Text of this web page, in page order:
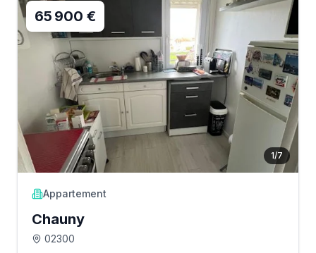
1/7
65 900 €
Appartement
Chauny
02300